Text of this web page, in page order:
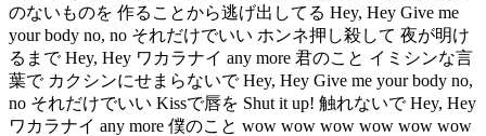
のないものを 作ることから逃げ出してる Hey, Hey Give me
your body no, no それだけでいい ホンネ押し殺して 夜が明け
るまで Hey, Hey ワカラナイ any more 君のこと イミシンな言
葉で カクシンにせまらないで Hey, Hey Give me your body no,
no それだけでいい Kissで唇を Shut it up! 触れないで Hey, Hey
ワカラナイ any more 僕のこと wow wow wow wow wow wow